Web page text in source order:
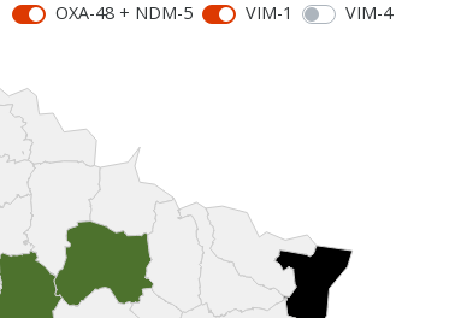
OXA-48 + NDM-5 VIM-1 VIM-4